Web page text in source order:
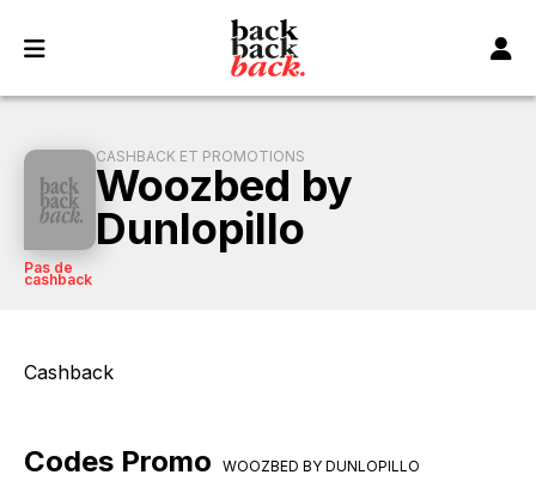
CASHBACK ET PROMOTIONS
Woozbed by
Dunlopillo
Pas de
cashback
Cashback
Codes Promo WOOZBED BY DUNLOPILLO